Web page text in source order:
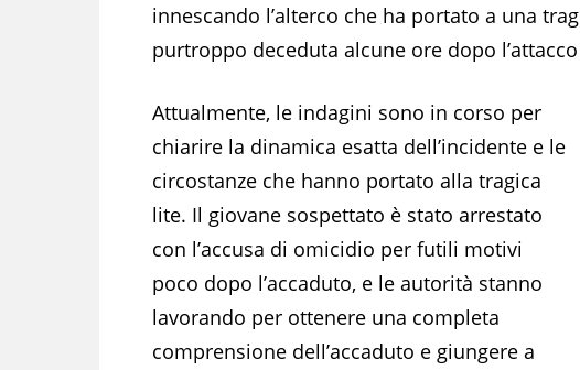
innescando l’alterco che ha portato a una
purtroppo deceduta alcune ore dopo
Attualmente, le indagini sono in corso per
chiarire la dinamica esatta dell’incidente e le
circostanze che hanno portato alla tragica
lite. Il giovane sospettato è stato arrestato
con l’accusa di omicidio per futili motivi
poco dopo l’accaduto, e le autorità stanno
lavorando per ottenere una completa
comprensione dell’accaduto e giungere a